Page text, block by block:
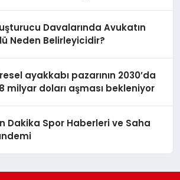
Davalarında Avukatın
Neden Belirleyicidir?
ayakkabı pazarının 2030’da
milyar doları aşması bekleniyor
Dakika Spor Haberleri ve Saha